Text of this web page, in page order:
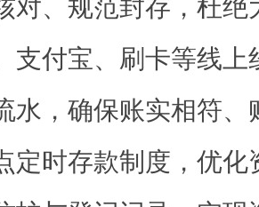
对、规范封存，杜
支付宝、刷卡等线上
水，确保账实相符、
定时存款制度，优化